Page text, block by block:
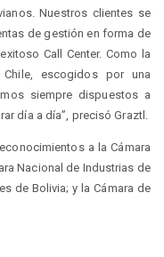
Nuestros clientes se
de gestión en forma de
Call Center. Como la
escogidos por una
siempre dispuestos a
día a día”, precisó Graztl.
a la Cámara
Nacional de Industrias de
de Bolivia; y la Cámara de